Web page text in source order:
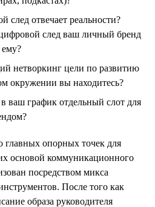
след отвечает реальности?
след ваш личный бренд
нетворкинг цели по развитию
окружении вы находитесь?
ваш график отдельный слот для
главных опорных точек для
основой коммуникационного
посредством микса
После того как
образа руководителя